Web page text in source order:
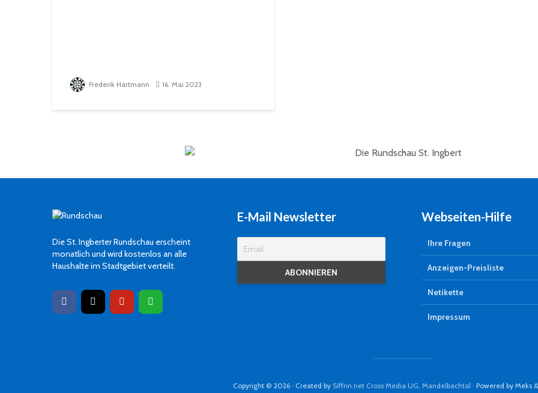
Frederik Hartmann 16. Mai 2023
Die St. Ingberter Rundschau erscheint
monatlich und wird kostenlos an alle
Haushalte im Stadtgebiet verteilt.
E-Mail Newsletter Webseiten-Hilfe
Ihre Fragen
Anzeigen-Preisliste
Netikette
Impressum
Copyright © 2026 · Created by Siffrin.net Cross Media UG, Mandelbachtal · Powered by Meks &